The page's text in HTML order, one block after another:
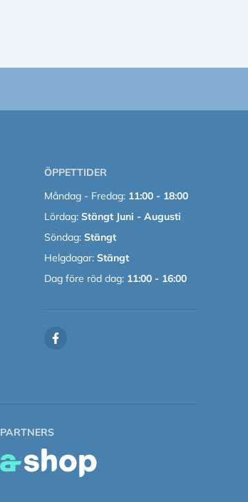
ÖPPETTIDER
Måndag - Fredag: 11:00 - 18:00
Lördag:Stängt Juni - Augusti
Söndag:Stängt
Helgdagar:Stängt
Dag före röd dag:11:00 - 16:00
PARTNERS